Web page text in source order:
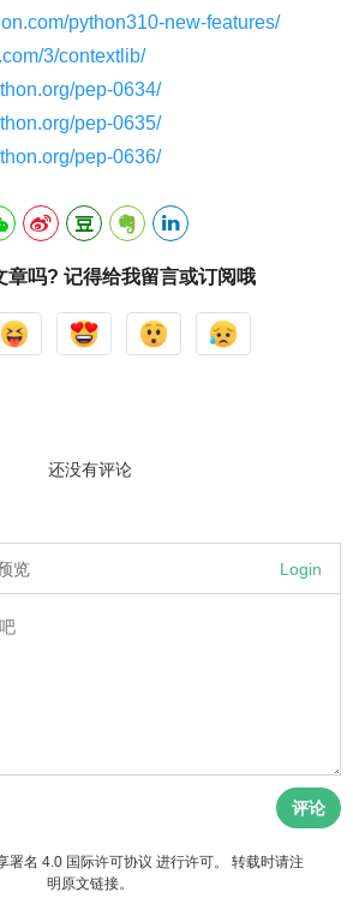
python310-new-features/
3/contextlib/
pep-0634/
pep-0635/
pep-0636/
章吗? 记得给我留言或订阅哦
还没有评论
览 Login
评论
署名 4.0 国际许可协议 进行许可。 转载时请注
明原文链接。